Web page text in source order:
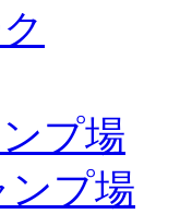
プ場
ンプ場